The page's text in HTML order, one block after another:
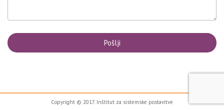
Copyright © 2017. Inštitut za sistemske postavitve